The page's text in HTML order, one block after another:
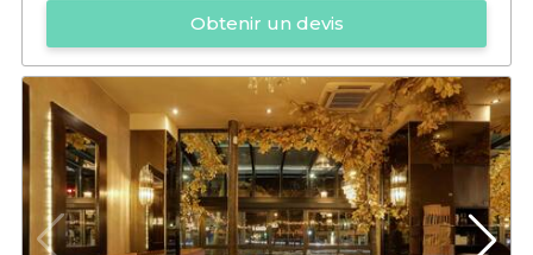
Obtenir un devis